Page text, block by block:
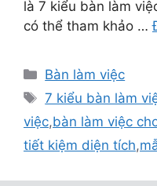
là 7 kiểu bàn làm
có thể tham khảo …
Danh
mục
Bàn làm việc
Thẻ
7 kiểu bàn làm
việc,bàn làm việc
tiết kiệm diện tích,